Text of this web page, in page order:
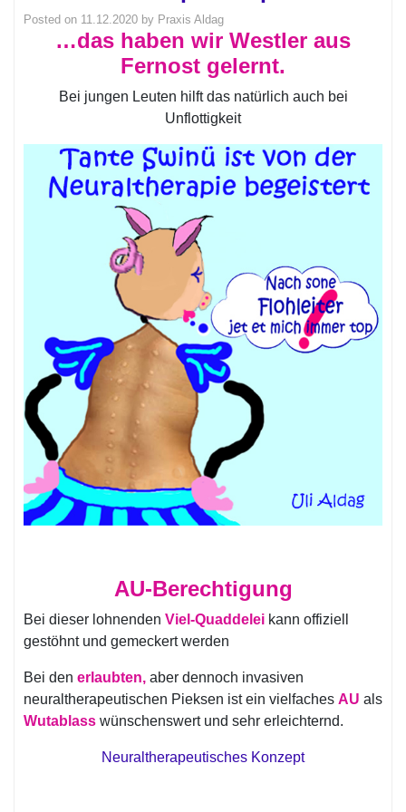
Posted on 11.12.2020 by Praxis Aldag
…das haben wir Westler aus
Fernost gelernt.
Bei jungen Leuten hilft das natürlich auch bei
Unflottigkeit
AU-Berechtigung
Bei dieser lohnenden Viel-Quaddelei kann offiziell
gestöhnt und gemeckert werden
Bei den erlaubten, aber dennoch invasiven
neuraltherapeutischen Pieksen ist ein vielfaches AU als
Wutablass wünschenswert und sehr erleichternd.
Neuraltherapeutisches Konzept